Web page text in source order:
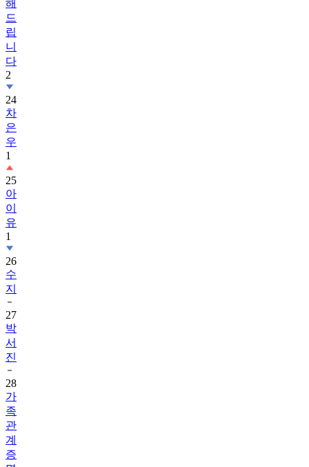
립
니
다
2
24
차
은
우
1
25
아
이
유
1
26
수
지
27
박
서
진
28
가
족
관
계
증
명
서